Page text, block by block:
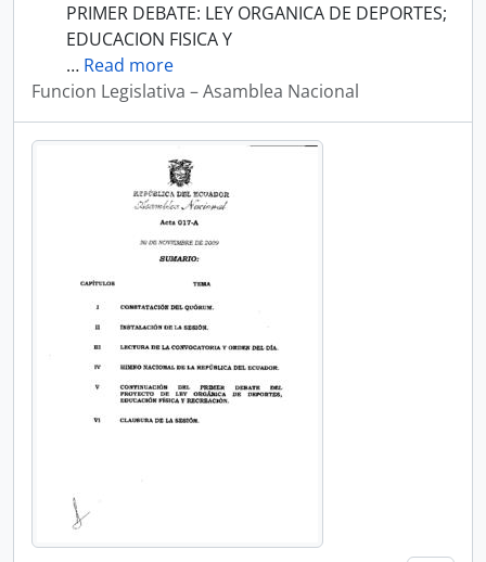
PRIMER DEBATE: LEY ORGANICA DE DEPORTES;
EDUCACION FISICA Y
… Read more
Funcion Legislativa – Asamblea Nacional